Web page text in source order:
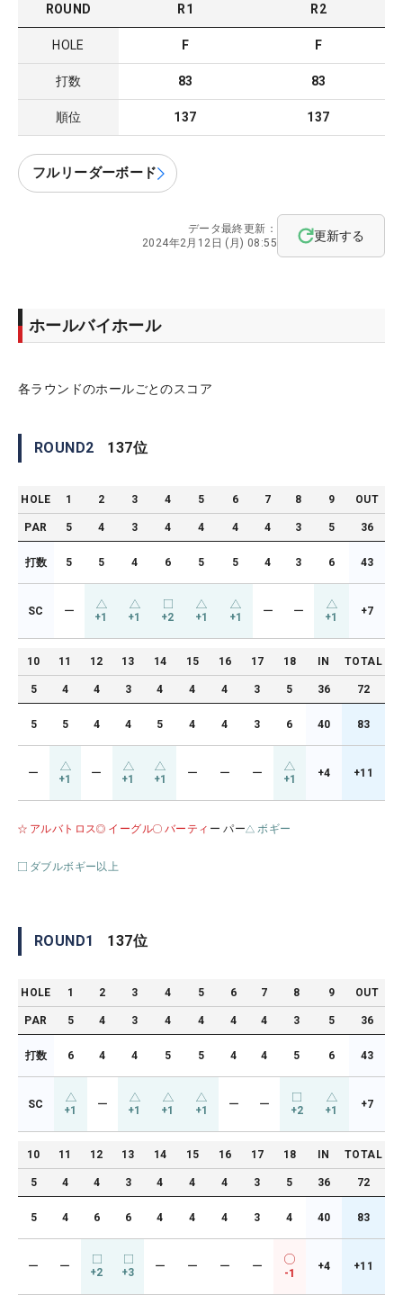
ROUND R1 R2
HOLE F F
打数 83 83
順位 137 137
フルリーダーボード
データ最終更新：
2024年2月12日 (月) 08:55
更新する
ホールバイホール
各ラウンドのホールごとのスコア
ROUND2 137位
HOLE 1 2 3 4 5 6 7 8 9 OUT
PAR 5 4 3 4 4 4 4 3 5 36
打数 5 5 4 6 5 5 4 3 6 43
SC ー +1 +1 +2 +1 +1 ー ー +1 +7
10 11 12 13 14 15 16 17 18 IN TOTAL
5 4 4 3 4 4 4 3 5 36 72
5 5 4 4 5 4 4 3 6 40 83
ー +1 ー +1 +1 ー ー ー +1 +4 +11
アルバトロス イーグル バーティ ー パー ボギー
ダブルボギー以上
ROUND1 137位
HOLE 1 2 3 4 5 6 7 8 9 OUT
PAR 5 4 3 4 4 4 4 3 5 36
打数 6 4 4 5 5 4 4 5 6 43
SC +1 ー +1 +1 +1 ー ー +2 +1 +7
10 11 12 13 14 15 16 17 18 IN TOTAL
5 4 4 3 4 4 4 3 5 36 72
5 4 6 6 4 4 4 3 4 40 83
ー ー +2 +3 ー ー ー ー
-1
+4 +11